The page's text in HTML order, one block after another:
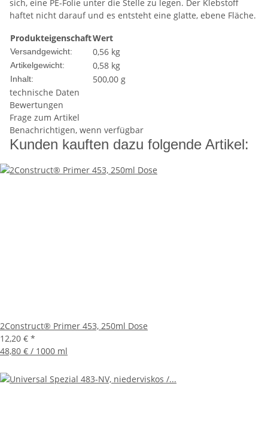
sich, eine PE-Folie unter die Stelle zu legen. Der Klebstoff
haftet nicht darauf und es entsteht eine glatte, ebene Fläche.
ProdukteigenschaftWert
Versandgewicht: 0,56 kg
Artikelgewicht: 0,58 kg
Inhalt:
500,00 g
technische Daten
Bewertungen
Frage zum Artikel
Benachrichtigen, wenn verfügbar
Kunden kauften dazu folgende Artikel:
2Construct® Primer 453, 250ml Dose
12,20 € *
48,80 € / 1000 ml